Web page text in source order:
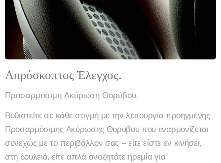
Απρόσκοπτος Έλεγχος.
Προσαρμόσιμη Ακύρωση Θορύβου.
Βυθιστείτε σε κάθε στιγμή με την λειτουργία προηγμένης
Προσαρμόσιμης Ακύρωσης Θορύβου που εναρμονίζεται
συνεχώς με το περιβάλλον σας – είτε είστε εν κινήσει,
στη δουλειά, είτε απλά αναζητάτε ηρεμία για